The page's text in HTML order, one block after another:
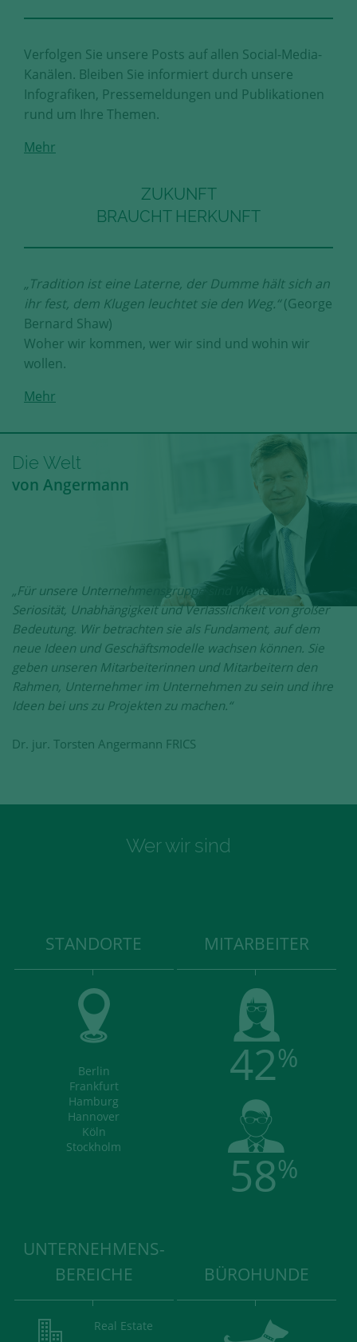
Verfolgen Sie unsere Posts auf allen Social-Media-
Kanälen. Bleiben Sie informiert durch unsere
Infografiken, Pressemeldungen und Publikationen
rund um Ihre Themen.
Mehr
ZUKUNFT
BRAUCHT HERKUNFT
„Tradition ist eine Laterne, der Dumme hält sich an
ihr fest, dem Klugen leuchtet sie den Weg.“(George
Bernard Shaw)
Woher wir kommen, wer wir sind und wohin wir
wollen.
Mehr
Die Welt
von Angermann
„Für unsere Unternehmensgruppe sind Werte wie
Seriosität, Unabhängigkeit und Verlässlichkeit von großer
Bedeutung. Wir betrachten sie als Fundament, auf dem
neue Ideen und Geschäftsmodelle wachsen können. Sie
geben unseren Mitarbeiterinnen und Mitarbeitern den
Rahmen, Unternehmer im Unternehmen zu sein und ihre
Ideen bei uns zu Projekten zu machen.“
Dr. jur. Torsten Angermann FRICS
Wer wir sind
STANDORTE
Berlin
Frankfurt
Hamburg
Hannover
Köln
Stockholm
MITARBEITER
42%
58%
UNTERNEHMENS-
BEREICHE
Real Estate
BÜROHUNDE
wieder für unsere Besucher
optimieren.
Speichern und schließen
Mehr über die genutzten Cookies erfahren